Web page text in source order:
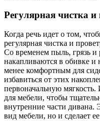
Регулярная чистка и
Когда речь идет о том,
регулярная чистка и
Со временем пыль, грязь и
накапливаются в обивке и
менее комфортным для
избавиться от этих
первоначальную мягкость.
для мебели, чтобы
внутренние части
вид мебели, но и сделает